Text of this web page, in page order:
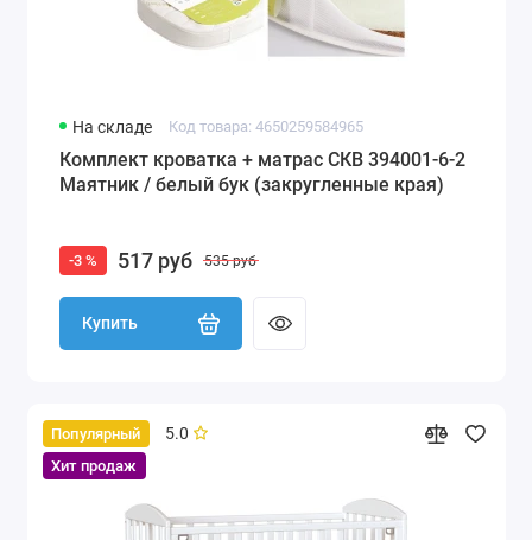
На складе Код товара: 4650259584965
Комплект кроватка + матрас СКВ 394001-6-2
Маятник / белый бук (закругленные края)
-3 % 517 руб 535 руб
Купить
Популярный
Хит продаж
5.0